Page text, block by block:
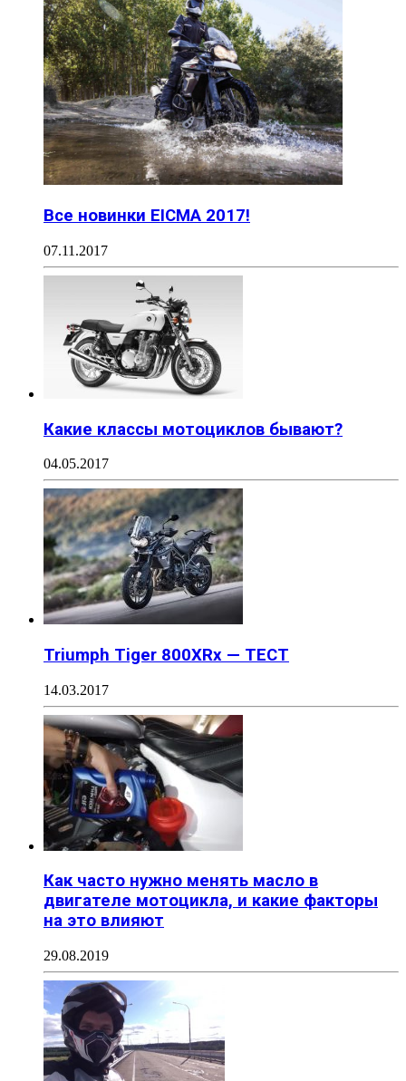
Все новинки EICMA 2017!
07.11.2017
Какие классы мотоциклов бывают?
04.05.2017
Triumph Tiger 800XRx — ТЕСТ
14.03.2017
Как часто нужно менять масло в
двигателе мотоцикла, и какие факторы
на это влияют
29.08.2019